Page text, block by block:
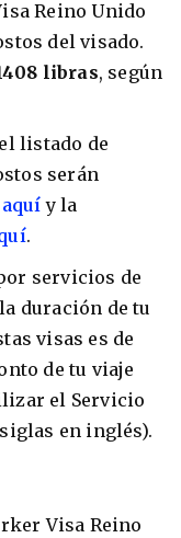
Reino Unido
del visado.
libras, según
listado de
serán
aquí y la
.
servicios de
duración de tu
visas es de
de tu viaje
el Servicio
en inglés).
Visa Reino